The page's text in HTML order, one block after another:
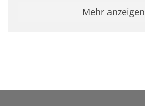
Mehr anzeigen